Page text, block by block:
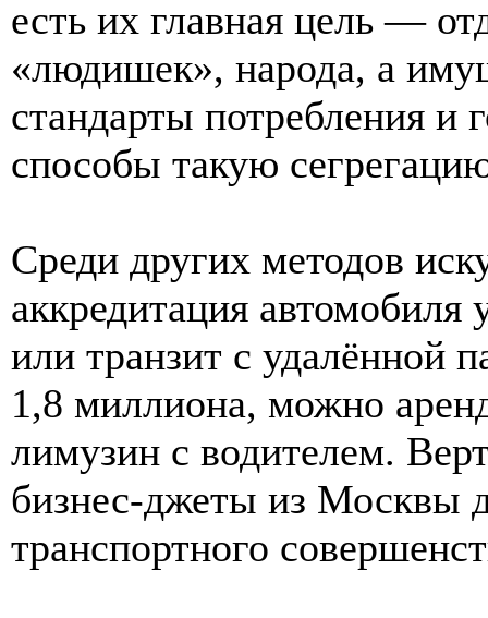
есть их главная цель —
«людишек», народа, а
стандарты потребления и
способы такую
Среди других методов
аккредитация автомобиля
или транзит с удалённой
1,8 миллиона, можно
лимузин с водителем.
бизнес-джеты из Москвы
транспортного